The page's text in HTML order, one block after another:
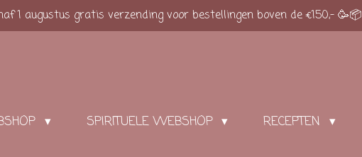
1 augustus gratis verzending voor bestellingen boven de €150,- 🥳📦
SPIRITUELE WEBSHOP RECEPTEN